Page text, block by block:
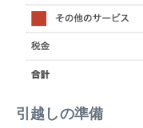
引越しの準備